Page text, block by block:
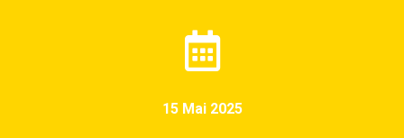
15 Mai 2025